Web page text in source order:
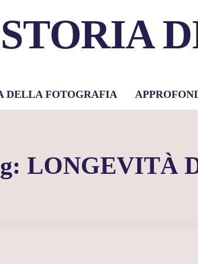
STORIA
DELLA FOTOGRAFIA
LONGEVITÀ